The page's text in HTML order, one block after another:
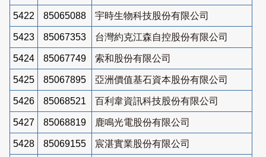
5422 85065088 宇時生物科技股份有限公司
5423 85067353 台灣約克江森自控股份有限公司
5424 85067749 索和股份有限公司
5425 85067895 亞洲價值基石資本股份有限公司
5426 85068521 百利韋資訊科技股份有限公司
5427 85068819 鹿鳴光電股份有限公司
5428 85069155 宸湛實業股份有限公司